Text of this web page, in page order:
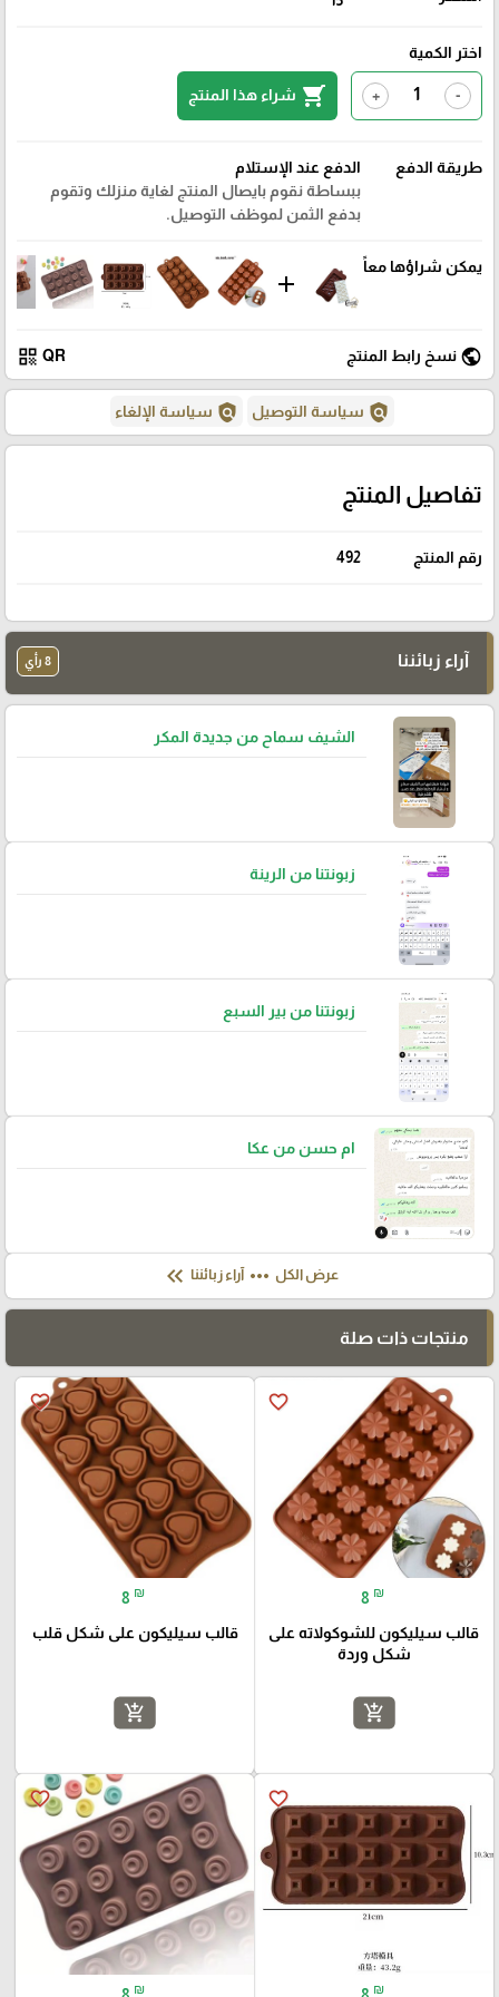
اختر الكمية
-
+
shopping_cart شراء هذا المنتج
طريقة الدفع
الدفع عند الإستلام
ببساطة نقوم بايصال المنتج لغاية منزلك وتقوم
بدفع الثمن لموظف التوصيل.
يمكن شراؤها معاً
add
public نسخ رابط المنتج QR
qr_code
policy سياسة التوصيل policy سياسة الإلغاء
تفاصيل المنتج
رقم المنتج 492
آراء زبائننا 8 رأي
الشيف سماح من جديدة المكر
زبونتنا من الرينة
زبونتنا من بير السبع
ام حسن من عكا
عرض الكل more_horiz آراء زبائننا keyboard_double_arrow_left
منتجات ذات صلة
favorite_border
8 ₪
قالب سيليكون للشوكولاته على
شكل وردة
add_shopping_cart
favorite_border
8 ₪
قالب سيليكون على شكل قلب
add_shopping_cart
favorite_border
₪
favorite_border
₪